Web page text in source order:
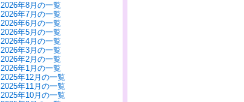
2026年8月の一覧
2026年7月の一覧
2026年6月の一覧
2026年5月の一覧
2026年4月の一覧
2026年3月の一覧
2026年2月の一覧
2026年1月の一覧
2025年12月の一覧
2025年11月の一覧
2025年10月の一覧